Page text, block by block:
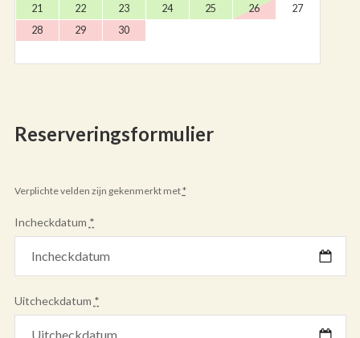
21
22 23 24 25 26
27
28
29 30
Reserveringsformulier
Verplichte velden zijn gekenmerkt met*
Incheckdatum *
Uitcheckdatum *